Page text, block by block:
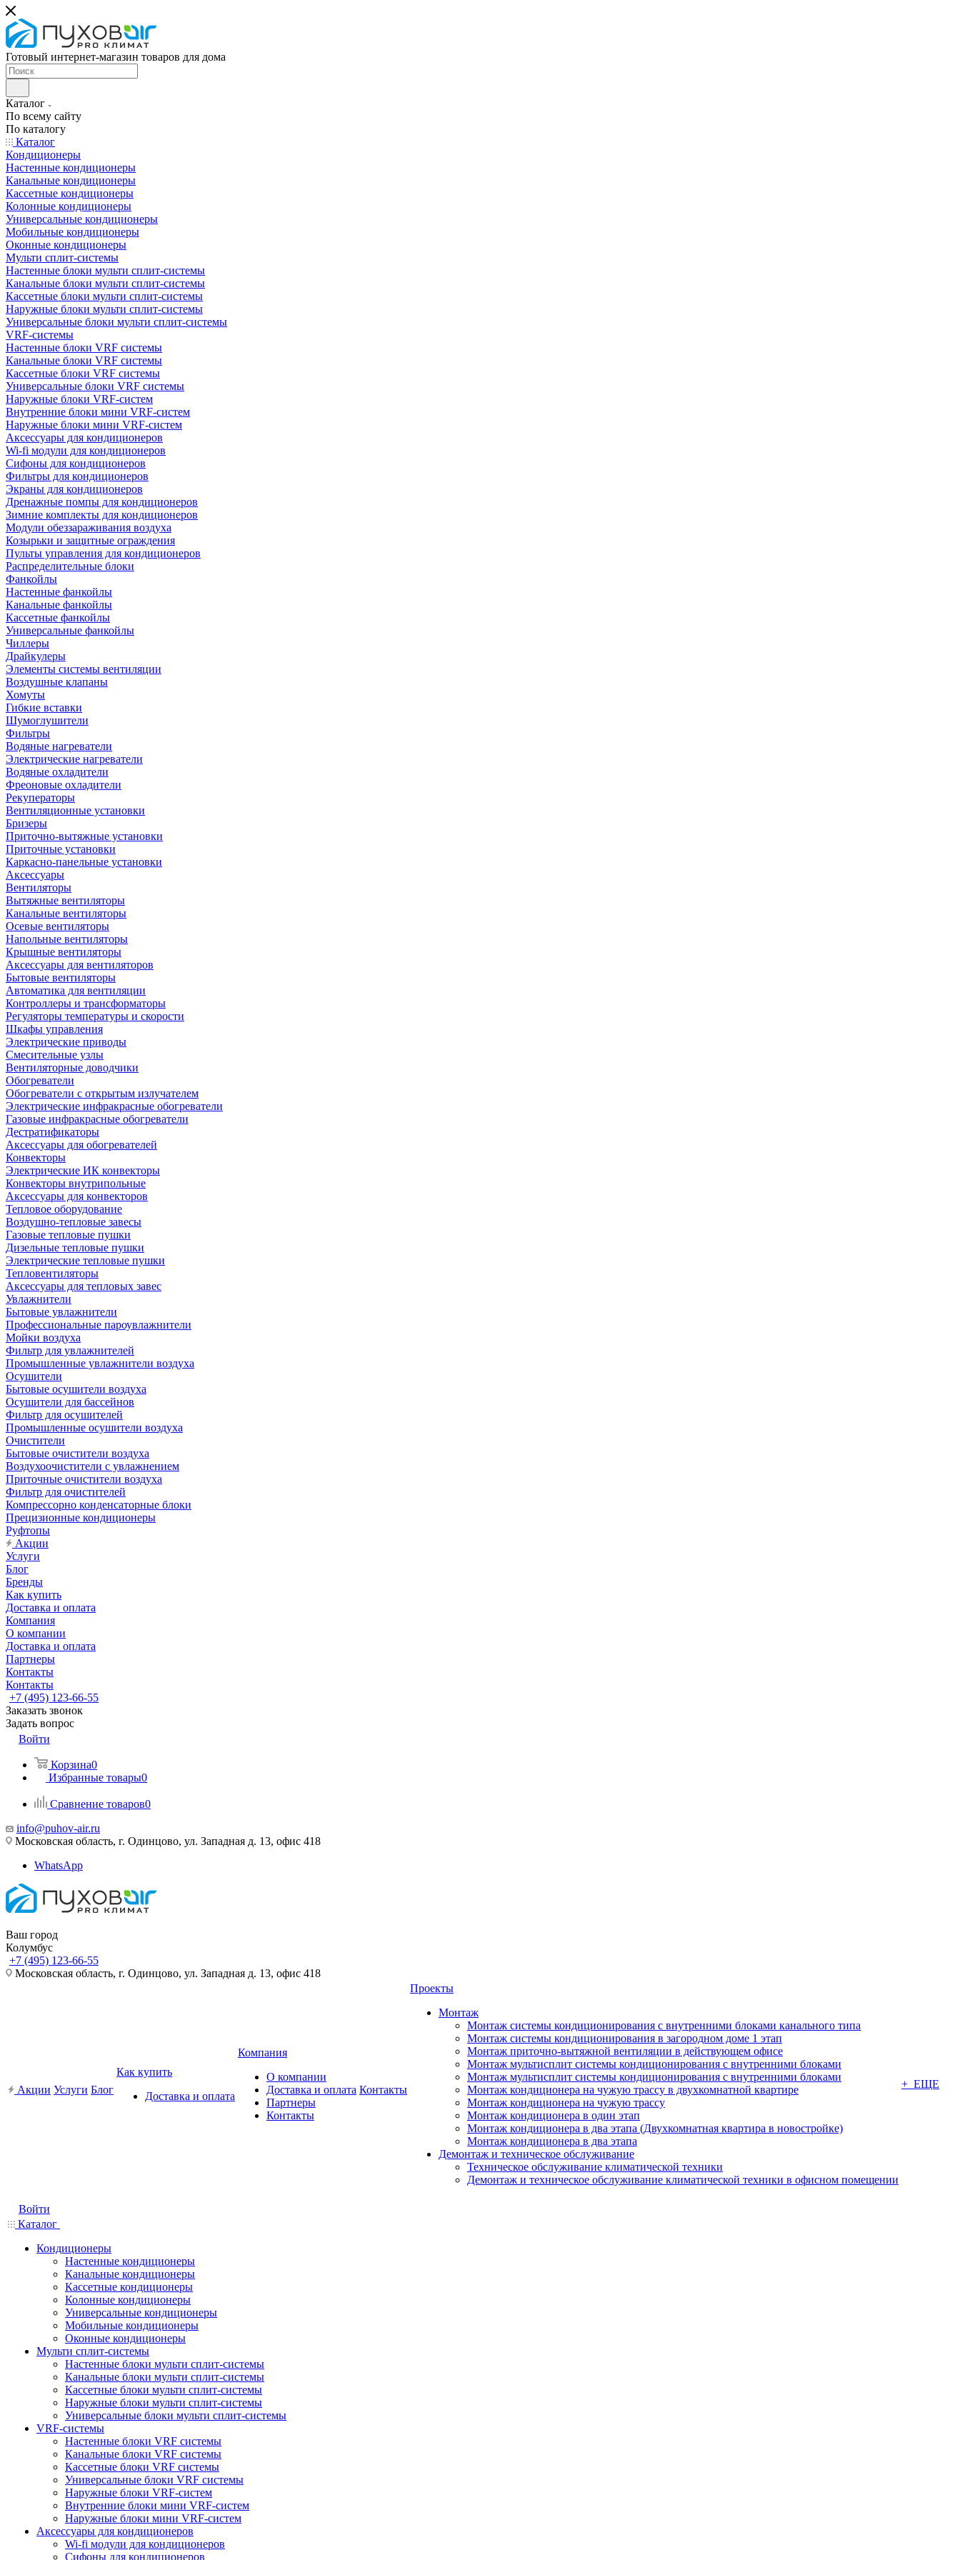
Готовый интернет-магазин товаров для дома
Каталог
По всему сайту
По каталогу
Каталог
Кондиционеры
Настенные кондиционеры
Канальные кондиционеры
Кассетные кондиционеры
Колонные кондиционеры
Универсальные кондиционеры
Мобильные кондиционеры
Оконные кондиционеры
Мульти сплит-системы
Настенные блоки мульти сплит-системы
Канальные блоки мульти сплит-системы
Кассетные блоки мульти сплит-системы
Наружные блоки мульти сплит-системы
Универсальные блоки мульти сплит-системы
VRF-системы
Настенные блоки VRF системы
Канальные блоки VRF системы
Кассетные блоки VRF системы
Универсальные блоки VRF системы
Наружные блоки VRF-систем
Внутренние блоки мини VRF-систем
Наружные блоки мини VRF-систем
Аксессуары для кондиционеров
Wi-fi модули для кондиционеров
Сифоны для кондиционеров
Фильтры для кондиционеров
Экраны для кондиционеров
Дренажные помпы для кондиционеров
Зимние комплекты для кондиционеров
Модули обеззараживания воздуха
Козырьки и защитные ограждения
Пульты управления для кондиционеров
Распределительные блоки
Фанкойлы
Настенные фанкойлы
Канальные фанкойлы
Кассетные фанкойлы
Универсальные фанкойлы
Чиллеры
Драйкулеры
Элементы системы вентиляции
Воздушные клапаны
Хомуты
Гибкие вставки
Шумоглушители
Фильтры
Водяные нагреватели
Электрические нагреватели
Водяные охладители
Фреоновые охладители
Рекуператоры
Вентиляционные установки
Бризеры
Приточно-вытяжные установки
Приточные установки
Каркасно-панельные установки
Аксессуары
Вентиляторы
Вытяжные вентиляторы
Канальные вентиляторы
Осевые вентиляторы
Напольные вентиляторы
Крышные вентиляторы
Аксессуары для вентиляторов
Бытовые вентиляторы
Автоматика для вентиляции
Контроллеры и трансформаторы
Регуляторы температуры и скорости
Шкафы управления
Электрические приводы
Смесительные узлы
Вентиляторные доводчики
Обогреватели
Обогреватели с открытым излучателем
Электрические инфракрасные обогреватели
Газовые инфракрасные обогреватели
Дестратификаторы
Аксессуары для обогревателей
Конвекторы
Электрические ИК конвекторы
Конвекторы внутрипольные
Аксессуары для конвекторов
Тепловое оборудование
Воздушно-тепловые завесы
Газовые тепловые пушки
Дизельные тепловые пушки
Электрические тепловые пушки
Тепловентиляторы
Аксессуары для тепловых завес
Увлажнители
Бытовые увлажнители
Профессиональные пароувлажнители
Мойки воздуха
Фильтр для увлажнителей
Промышленные увлажнители воздуха
Осушители
Бытовые осушители воздуха
Осушители для бассейнов
Фильтр для осушителей
Промышленные осушители воздуха
Очистители
Бытовые очистители воздуха
Воздухоочистители с увлажнением
Приточные очистители воздуха
Фильтр для очистителей
Компрессорно конденсаторные блоки
Прецизионные кондиционеры
Руфтопы
Акции
Услуги
Блог
Бренды
Как купить
Доставка и оплата
Компания
О компании
Доставка и оплата
Партнеры
Контакты
Контакты
+7 (495) 123-66-55
Заказать звонок
Задать вопрос
Войти
Корзина0
Избранные товары0
Сравнение товаров0
info@puhov-air.ru
Московская область, г. Одинцово, ул. Западная д. 13, офис 418
WhatsApp
Ваш город
Колумбус
+7 (495) 123-66-55
Московская область, г. Одинцово, ул. Западная д. 13, офис 418
Акции Услуги Блог
Как купить
Доставка и оплата
Компания
О компании
Доставка и оплата
Партнеры
Контакты
Контакты
Проекты
Монтаж
Монтаж системы кондиционирования с внутренними блоками канального типа
Монтаж системы кондиционирования в загородном доме 1 этап
Монтаж приточно-вытяжной вентиляции в действующем офисе
Монтаж мультисплит системы кондиционирования с внутренними блоками
Монтаж мультисплит системы кондиционирования с внутренними блоками
Монтаж кондиционера на чужую трассу в двухкомнатной квартире
Монтаж кондиционера на чужую трассу
Монтаж кондиционера в один этап
Монтаж кондиционера в два этапа (Двухкомнатная квартира в новостройке)
Монтаж кондиционера в два этапа
Демонтаж и техническое обслуживание
Техническое обслуживание климатической техники
Демонтаж и техническое обслуживание климатической техники в офисном помещении
+ ЕЩЕ
Войти
Каталог
Кондиционеры
Настенные кондиционеры
Канальные кондиционеры
Кассетные кондиционеры
Колонные кондиционеры
Универсальные кондиционеры
Мобильные кондиционеры
Оконные кондиционеры
Мульти сплит-системы
Настенные блоки мульти сплит-системы
Канальные блоки мульти сплит-системы
Кассетные блоки мульти сплит-системы
Наружные блоки мульти сплит-системы
Универсальные блоки мульти сплит-системы
VRF-системы
Настенные блоки VRF системы
Канальные блоки VRF системы
Кассетные блоки VRF системы
Универсальные блоки VRF системы
Наружные блоки VRF-систем
Внутренние блоки мини VRF-систем
Наружные блоки мини VRF-систем
Аксессуары для кондиционеров
Wi-fi модули для кондиционеров
Сифоны для кондиционеров